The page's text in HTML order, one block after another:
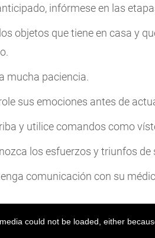
infórmese en las
objetos que tiene en casa y
mucha paciencia.
sus emociones antes de
y utilice comandos como
los esfuerzos y triunfos de
comunicación con su